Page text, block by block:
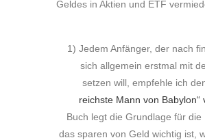
Geldes in Aktien und ETF
1) Jedem Anfänger, der nach
sich allgemein erstmal mit
setzen will, empfehle ich
reichste Mann von Babylon“
Buch legt die Grundlage für
das sparen von Geld wichtig ist,